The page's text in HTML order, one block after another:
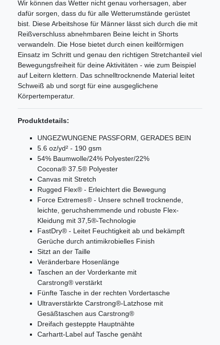
Wir können das Wetter nicht genau vorhersagen, aber
dafür sorgen, dass du für alle Wetterumstände gerüstet
bist. Diese Arbeitshose für Männer lässt sich durch die mit
Reißverschluss abnehmbaren Beine leicht in Shorts
verwandeln. Die Hose bietet durch einen keilförmigen
Einsatz im Schritt und genau den richtigen Stretchanteil viel
Bewegungsfreiheit für deine Aktivitäten - wie zum Beispiel
auf Leitern klettern. Das schnelltrocknende Material leitet
Schweiß ab und sorgt für eine ausgeglichene
Körpertemperatur.
Produktdetails:
UNGEZWUNGENE PASSFORM, GERADES BEIN
5.6 oz/yd² - 190 gsm
54% Baumwolle/24% Polyester/22%
Cocona® 37.5® Polyester
Canvas mit Stretch
Rugged Flex® - Erleichtert die Bewegung
Force Extremes® - Unsere schnell trocknende,
leichte, geruchshemmende und robuste Flex-
Kleidung mit 37,5®-Technologie
FastDry® - Leitet Feuchtigkeit ab und bekämpft
Gerüche durch antimikrobielles Finish
Sitzt an der Taille
Veränderbare Hosenlänge
Taschen an der Vorderkante mit
Carstrong® verstärkt
Fünfte Tasche in der rechten Vordertasche
Ultraverstärkte Carstrong®-Latzhose mit
Gesäßtaschen aus Carstrong®
Dreifach gesteppte Hauptnähte
Carhartt-Label auf Tasche genäht